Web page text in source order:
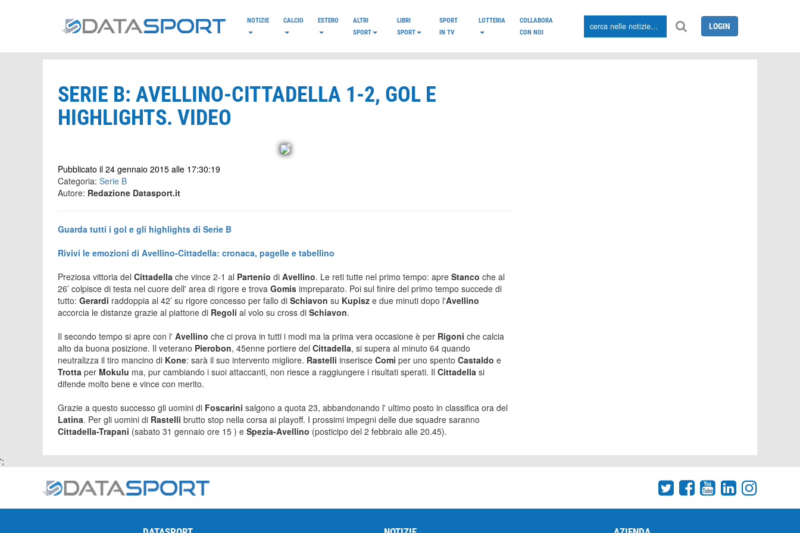
NOTIZIE CALCIO ESTERO
ALTRI
SPORT
LIBRI
SPORT
SPORT
IN TV
LOTTERIA
COLLABORA
CON NOI
LOGIN
SERIE B: AVELLINO-CITTADELLA 1-2, GOL E
HIGHLIGHTS. VIDEO
Pubblicato il 24 gennaio 2015 alle 17:30:19
Categoria: Serie B
Autore: Redazione Datasport.it
Guarda tutti i gol e gli highlights di Serie B
Rivivi le emozioni di Avellino-Cittadella: cronaca, pagelle e tabellino
Preziosa vittoria del Cittadella che vince 2-1 al Partenio di Avellino. Le reti tutte nel primo tempo: apre Stanco che al
26’ colpisce di testa nel cuore dell' area di rigore e trova Gomis impreparato. Poi sul finire del primo tempo succede di
tutto: Gerardi raddoppia al 42’ su rigore concesso per fallo di Schiavon su Kupisz e due minuti dopo l'Avellino
accorcia le distanze grazie al piattone di Regoli al volo su cross di Schiavon.
Il secondo tempo si apre con l' Avellino che ci prova in tutti i modi ma la prima vera occasione è per Rigoni che calcia
alto da buona posizione. Il veterano Pierobon, 45enne portiere del Cittadella, si supera al minuto 64 quando
neutralizza il tiro mancino di Kone: sarà il suo intervento migliore. Rastelli inserisce Comi per uno spento Castaldo e
Trotta per Mokulu ma, pur cambiando i suoi attaccanti, non riesce a raggiungere i risultati sperati. Il Cittadella si
difende molto bene e vince con merito.
Grazie a questo successo gli uomini di Foscarini salgono a quota 23, abbandonando l' ultimo posto in classifica ora del
Latina. Per gli uomini di Rastelli brutto stop nella corsa ai playoff. I prossimi impegni delle due squadre saranno
Cittadella-Trapani (sabato 31 gennaio ore 15 ) e Spezia-Avellino (posticipo del 2 febbraio alle 20.45).
';